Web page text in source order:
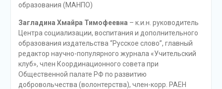
образования (МАНПО)
Загладина Хмайра Тимофеевна – к.и.н. руководитель
Центра социализации, воспитания и дополнительного
образования издательства “Русское слово”, главный
редактор научно-популярного журнала «Учительский
клуб», член Координационного совета при
Общественной палате РФ по развитию
добровольчества (волонтерства), член-корр. РАЕН